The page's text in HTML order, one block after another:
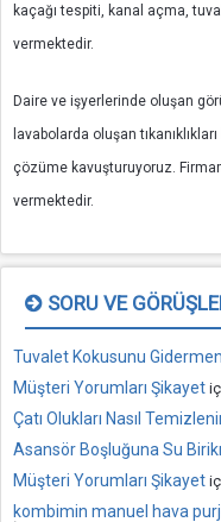
kaçağı tespiti, kanal açma,
vermektedir.
Daire ve işyerlerinde oluşan
lavabolarda oluşan
çözüme kavuşturuyoruz.
vermektedir.
SORU VE
Tuvalet Kokusunu
Müşteri Yorumları Şikayet
Çatı Olukları Nasıl
Asansör Boşluğuna Su
Müşteri Yorumları Şikayet
kombimin manuel hava